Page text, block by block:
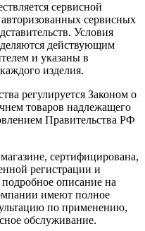
сервисной
сервисных
Условия
действующим
и указаны в
изделия.
регулируется Законом о
товаров надлежащего
Правительства РФ
сертифицирована,
регистрации и
подробное описание на
имеют полное
по применению,
обслуживание.